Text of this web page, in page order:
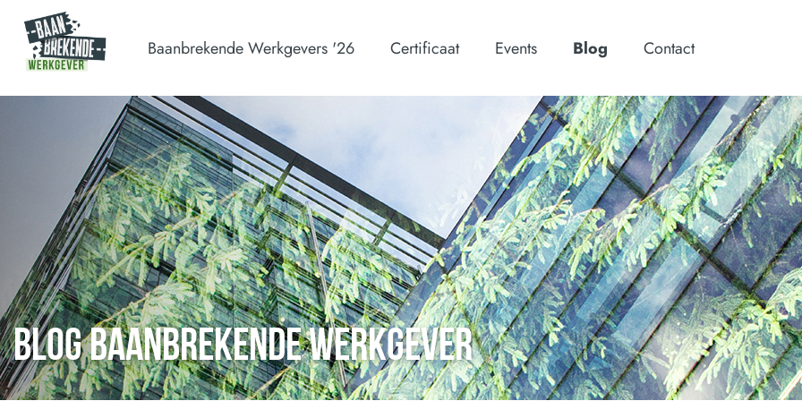
Baanbrekende Werkgevers '26 Certificaat Events Blog Contact
BLOG BAANBREKENDE WERKGEVER